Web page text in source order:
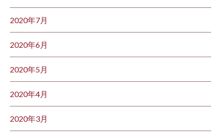
2020年7月
2020年6月
2020年5月
2020年4月
2020年3月